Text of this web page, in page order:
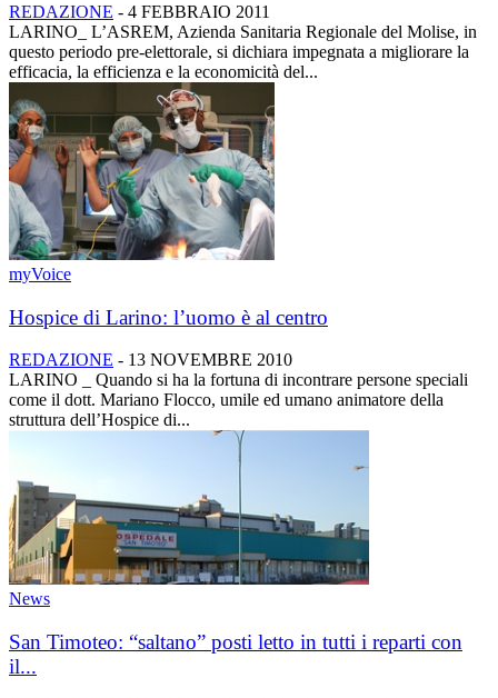
REDAZIONE - 4 FEBBRAIO 2011
LARINO_ L’ASREM, Azienda Sanitaria Regionale del Molise, in
questo periodo pre-elettorale, si dichiara impegnata a migliorare la
efficacia, la efficienza e la economicità del...
myVoice
Hospice di Larino: l’uomo è al centro
REDAZIONE - 13 NOVEMBRE 2010
LARINO _ Quando si ha la fortuna di incontrare persone speciali
come il dott. Mariano Flocco, umile ed umano animatore della
struttura dell’Hospice di...
News
San Timoteo: “saltano” posti letto in tutti i reparti con
il...